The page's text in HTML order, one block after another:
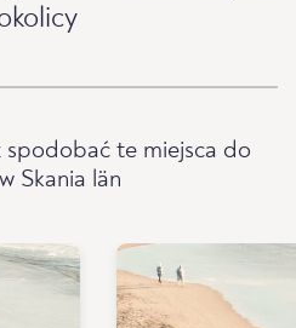
spodobać te miejsca do
Skania län